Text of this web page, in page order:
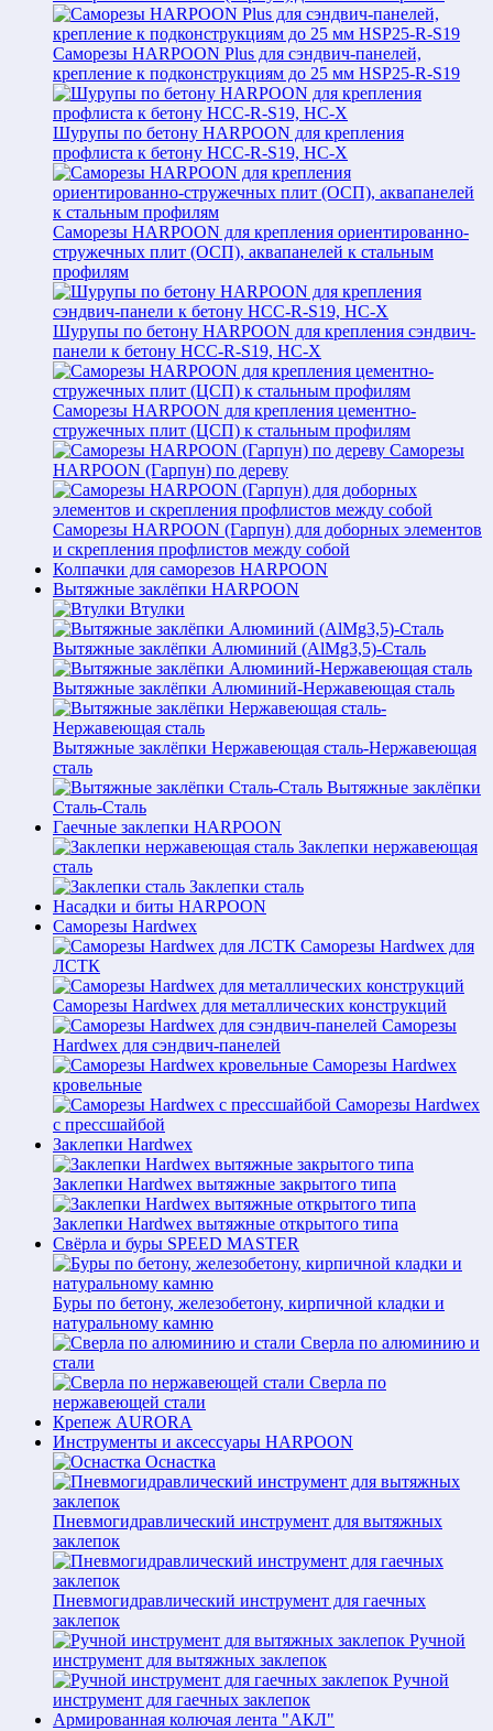
Саморезы HARPOON Plus для сэндвич-панелей,
крепление к подконструкциям до 25 мм HSP25-R-S19
Шурупы по бетону HARPOON для крепления
профлиста к бетону HCC-R-S19, HC-X
Саморезы HARPOON для крепления ориентированно-
стружечных плит (ОСП), аквапанелей к стальным
профилям
Шурупы по бетону HARPOON для крепления сэндвич-
панели к бетону HCC-R-S19, HC-X
Саморезы HARPOON для крепления цементно-
стружечных плит (ЦСП) к стальным профилям
Саморезы
HARPOON (Гарпун) по дереву
Саморезы HARPOON (Гарпун) для доборных элементов
и скрепления профлистов между собой
Колпачки для саморезов HARPOON
Вытяжные заклёпки HARPOON
Втулки
Вытяжные заклёпки Алюминий (AlMg3,5)-Сталь
Вытяжные заклёпки Алюминий-Нержавеющая сталь
Вытяжные заклёпки Нержавеющая сталь-Нержавеющая
сталь
Вытяжные заклёпки
Сталь-Сталь
Гаечные заклепки HARPOON
Заклепки нержавеющая
сталь
Заклепки сталь
Насадки и биты HARPOON
Саморезы Hardwex
Саморезы Hardwex для
ЛСТК
Саморезы Hardwex для металлических конструкций
Саморезы
Hardwex для сэндвич-панелей
Саморезы Hardwex
кровельные
Саморезы Hardwex
с прессшайбой
Заклепки Hardwex
Заклепки Hardwex вытяжные закрытого типа
Заклепки Hardwex вытяжные открытого типа
Свёрла и буры SPEED MASTER
Буры по бетону, железобетону, кирпичной кладки и
натуральному камню
Сверла по алюминию и
стали
Сверла по
нержавеющей стали
Крепеж AURORA
Инструменты и аксессуары HARPOON
Оснастка
Пневмогидравлический инструмент для вытяжных
заклепок
Пневмогидравлический инструмент для гаечных
заклепок
Ручной
инструмент для вытяжных заклепок
Ручной
инструмент для гаечных заклепок
Армированная колючая лента "АКЛ"